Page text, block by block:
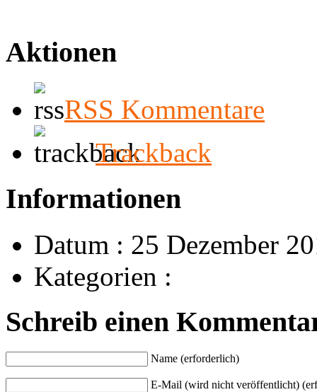
Aktionen
RSS Kommentare
Trackback
Informationen
Datum : 25 Dezember
Kategorien :
Schreib einen
Name (erforderlich)
E-Mail (wird nicht veröffentlicht)